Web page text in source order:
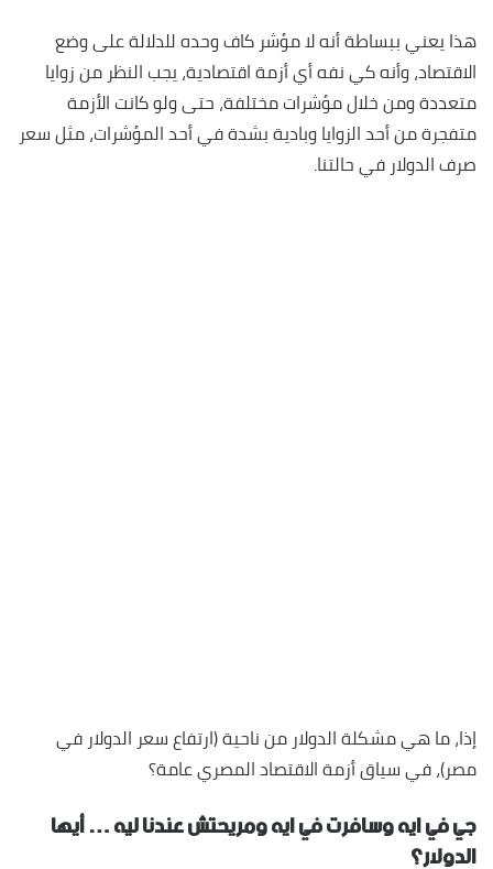
هذا يعني ببساطة أنه لا مؤشر كاف وحده للدلالة على وضع
الاقتصاد، وأنه كي نفه أي أزمة اقتصادية، يجب النظر من زوايا
متعددة ومن خلال مؤشرات مختلفة، حتى ولو كانت الأزمة
متفجرة من أحد الزوايا وبادية بشدة في أحد المؤشرات، مثل سعر
صرف الدولار في حالتنا.
إذا، ما هي مشكلة الدولار من ناحية (ارتفاع سعر الدولار في
مصر)، في سياق أزمة الاقتصاد المصري عامة؟
جي في ايه وسافرت في ايه ومريحتش عندنا ليه … أيها
الدولار؟